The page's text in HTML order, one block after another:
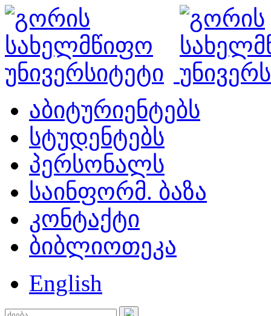
აბიტურიენტებს
სტუდენტებს
პერსონალს
საინფორმ. ბაზა
კონტაქტი
ბიბლიოთეკა
English